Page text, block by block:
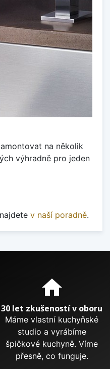
na několik
výhradně pro jeden
v naší poradně.
home
30 let zkušeností v oboru
Máme vlastní kuchyňské
studio a vyrábíme
špičkové kuchyně. Víme
přesně, co funguje.